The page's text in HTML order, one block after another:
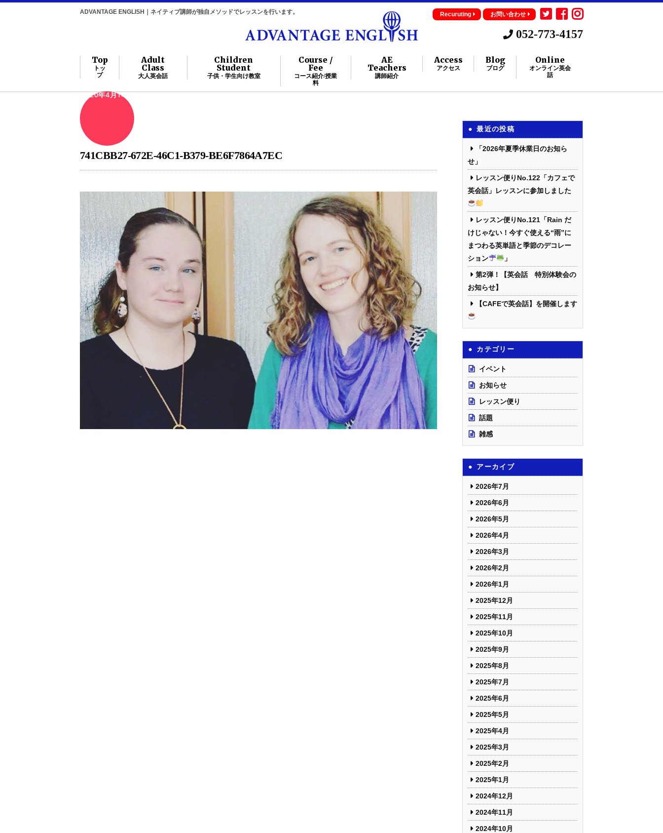
ADVANTAGE ENGLISH｜ネイティブ講師が独自メソッドでレッスンを行います。 Recuruting お問い合わせ
052-773-4157
Top
トッ
プ
Adult
Class
大人英会話
Children
Student
子供・学生向け教室
Course /
Fee
コース紹介/授業
料
AE
Teachers
講師紹介
Access
アクセス
Blog
ブログ
Online
オンライン英会
話
2020年4月14日
741CBB27-672E-46C1-B379-BE6F7864A7EC
最近の投稿
「2026年夏季休業日のお知ら
せ」
レッスン便りNo.122「カフェで
英会話」レッスンに参加しました
レッスン便りNo.121「Rain だ
けじゃない！今すぐ使える“雨”に
まつわる英単語と季節のデコレー
ション
」
第2弾！【英会話 特別体験会の
お知らせ】
【CAFEで英会話】を開催します
カテゴリー
イベント
お知らせ
レッスン便り
話題
雑感
アーカイブ
2026年7月
2026年6月
2026年5月
2026年4月
2026年3月
2026年2月
2026年1月
2025年12月
2025年11月
2025年10月
2025年9月
2025年8月
2025年7月
2025年6月
2025年5月
2025年4月
2025年3月
2025年2月
2025年1月
2024年12月
2024年11月
2024年10月